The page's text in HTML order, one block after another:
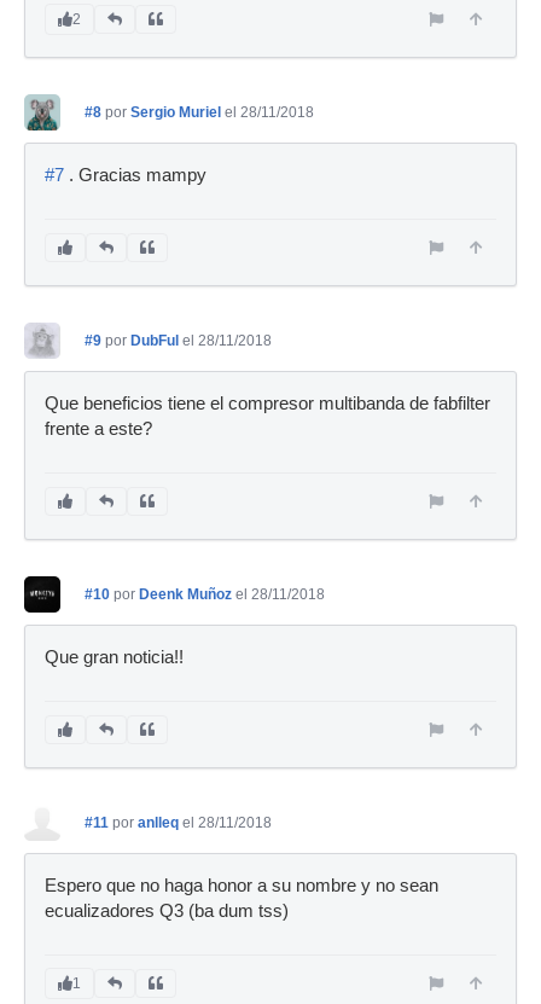
2
#8 por Sergio Muriel el 28/11/2018
#7 . Gracias mampy
#9 por DubFul el 28/11/2018
Que beneficios tiene el compresor multibanda de fabfilter
frente a este?
#10 por Deenk Muñoz el 28/11/2018
Que gran noticia!!
#11 por anlleq el 28/11/2018
Espero que no haga honor a su nombre y no sean
ecualizadores Q3 (ba dum tss)
1